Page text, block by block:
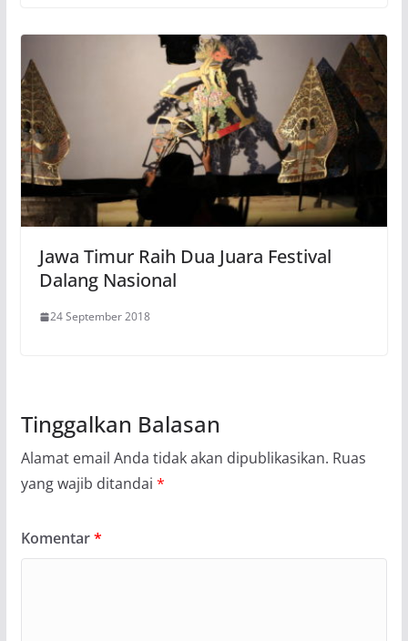
Jawa Timur Raih Dua Juara Festival
Dalang Nasional
24 September 2018
Tinggalkan Balasan
Alamat email Anda tidak akan dipublikasikan. Ruas
yang wajib ditandai *
Komentar*